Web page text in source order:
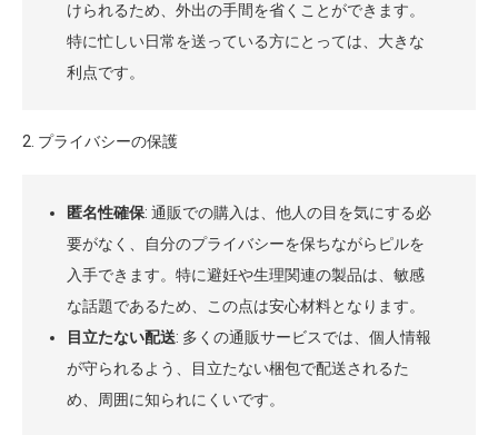
けられるため、外出の手間を省くことができます。
特に忙しい日常を送っている方にとっては、大きな
利点です。
2. プライバシーの保護
匿名性確保: 通販での購入は、他人の目を気にする必
要がなく、自分のプライバシーを保ちながらピルを
入手できます。特に避妊や生理関連の製品は、敏感
な話題であるため、この点は安心材料となります。
目立たない配送: 多くの通販サービスでは、個人情報
が守られるよう、目立たない梱包で配送されるた
め、周囲に知られにくいです。